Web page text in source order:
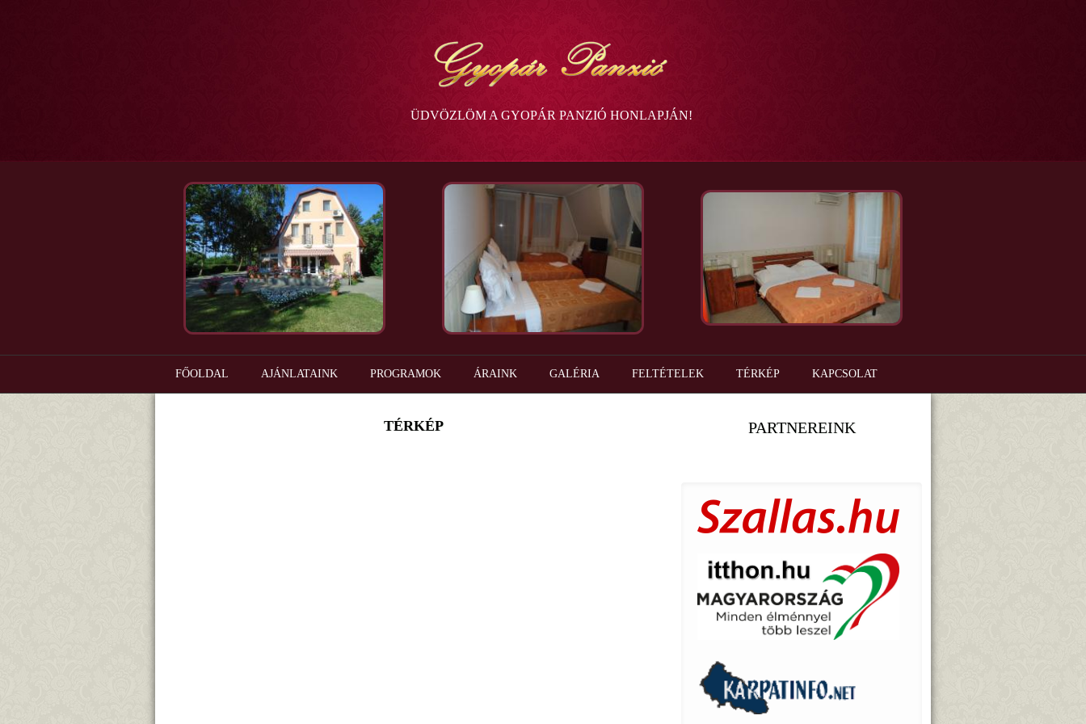
ÜDVÖZLÖM A GYOPÁR PANZIÓ HONLAPJÁN!
FŐOLDAL AJÁNLATAINK PROGRAMOK ÁRAINK GALÉRIA FELTÉTELEK TÉRKÉP KAPCSOLAT
TÉRKÉP PARTNEREINK